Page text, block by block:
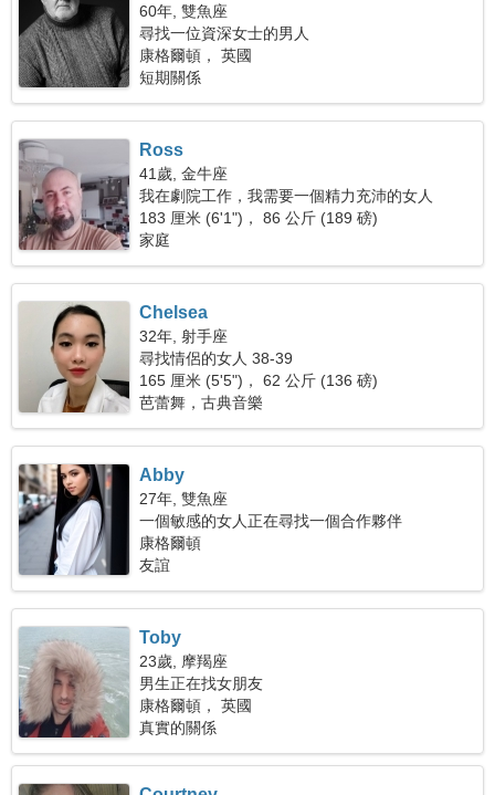
60年, 雙魚座
尋找一位資深女士的男人
康格爾頓， 英國
短期關係
Ross
41歲, 金牛座
我在劇院工作，我需要一個精力充沛的女人
183 厘米 (6'1")， 86 公斤 (189 磅)
家庭
Chelsea
32年, 射手座
尋找情侶的女人 38-39
165 厘米 (5'5")， 62 公斤 (136 磅)
芭蕾舞，古典音樂
Abby
27年, 雙魚座
一個敏感的女人正在尋找一個合作夥伴
康格爾頓
友誼
Toby
23歲, 摩羯座
男生正在找女朋友
康格爾頓， 英國
真實的關係